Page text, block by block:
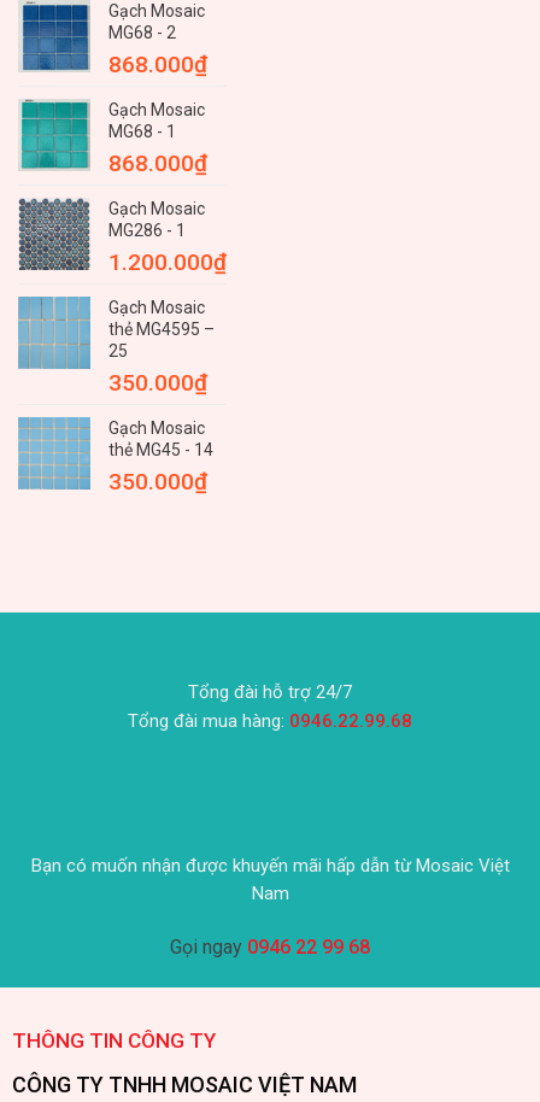
Gạch Mosaic
MG68 - 2
868.000₫
Gạch Mosaic
MG68 - 1
868.000₫
Gạch Mosaic
MG286 - 1
1.200.000₫
Gạch Mosaic
thẻ MG4595 –
25
350.000₫
Gạch Mosaic
thẻ MG45 - 14
350.000₫
Tổng đài hỗ trợ 24/7
Tổng đài mua hàng: 0946.22.99.68
Bạn có muốn nhận được khuyến mãi hấp dẫn từ Mosaic Việt
Nam
Gọi ngay 0946 22 99 68
THÔNG TIN CÔNG TY
CÔNG TY TNHH MOSAIC VIỆT NAM